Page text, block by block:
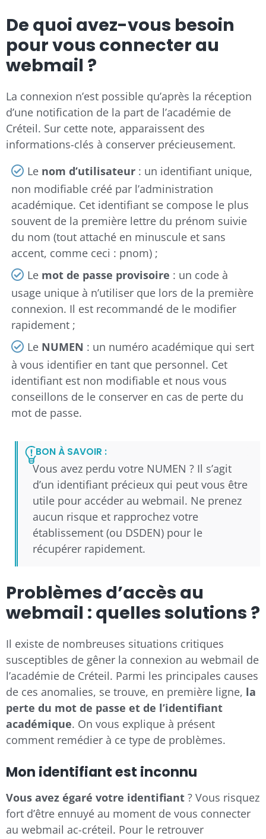
De quoi avez-vous besoin
pour vous connecter au
webmail ?
La connexion n’est possible qu’après la réception
d’une notification de la part de l’académie de
Créteil. Sur cette note, apparaissent des
informations-clés à conserver précieusement.
Le nom d’utilisateur : un identifiant unique,
non modifiable créé par l’administration
académique. Cet identifiant se compose le plus
souvent de la première lettre du prénom suivie
du nom (tout attaché en minuscule et sans
accent, comme ceci : pnom) ;
Le mot de passe provisoire : un code à
usage unique à n’utiliser que lors de la première
connexion. Il est recommandé de le modifier
rapidement ;
Le NUMEN : un numéro académique qui sert
à vous identifier en tant que personnel. Cet
identifiant est non modifiable et nous vous
conseillons de le conserver en cas de perte du
mot de passe.
BON À SAVOIR :
Vous avez perdu votre NUMEN ? Il s’agit
d’un identifiant précieux qui peut vous être
utile pour accéder au webmail. Ne prenez
aucun risque et rapprochez votre
établissement (ou DSDEN) pour le
récupérer rapidement.
Problèmes d’accès au
webmail : quelles solutions ?
Il existe de nombreuses situations critiques
susceptibles de gêner la connexion au webmail de
l’académie de Créteil. Parmi les principales causes
de ces anomalies, se trouve, en première ligne, la
perte du mot de passe et de l’identifiant
académique. On vous explique à présent
comment remédier à ce type de problèmes.
Mon identifiant est inconnu
Vous avez égaré votre identifiant ? Vous risquez
fort d’être ennuyé au moment de vous connecter
au webmail ac-créteil. Pour le retrouver